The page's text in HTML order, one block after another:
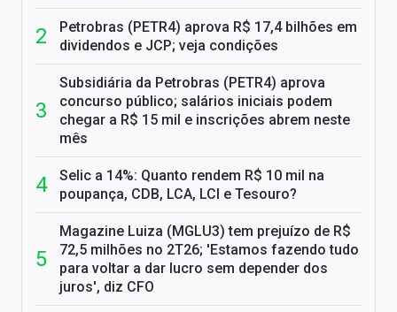
Petrobras (PETR4) aprova R$ 17,4 bilhões em
dividendos e JCP; veja condições
Subsidiária da Petrobras (PETR4) aprova
concurso público; salários iniciais podem
chegar a R$ 15 mil e inscrições abrem neste
mês
Selic a 14%: Quanto rendem R$ 10 mil na
poupança, CDB, LCA, LCI e Tesouro?
Magazine Luiza (MGLU3) tem prejuízo de R$
72,5 milhões no 2T26; 'Estamos fazendo tudo
para voltar a dar lucro sem depender dos
juros', diz CFO